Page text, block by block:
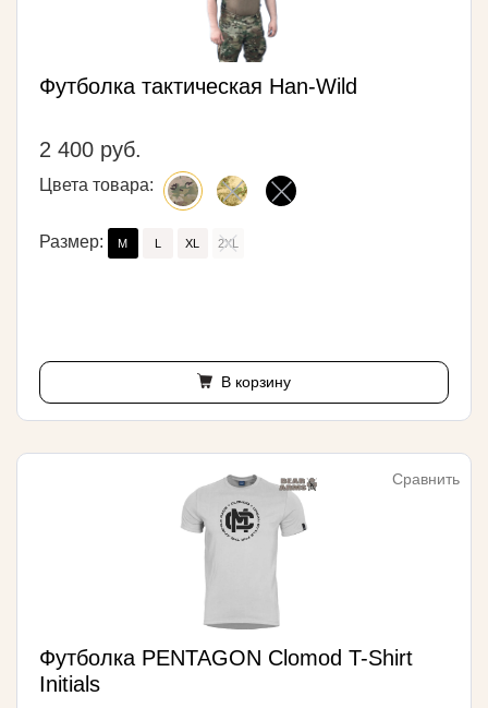
Футболка тактическая Han-Wild
2 400 руб.
Цвета товара:
Размер: M L XL 2XL
В корзину
Сравнить
Футболка PENTAGON Clomod T-Shirt
Initials